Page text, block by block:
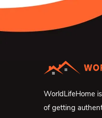
WorldLifeHome
of getting